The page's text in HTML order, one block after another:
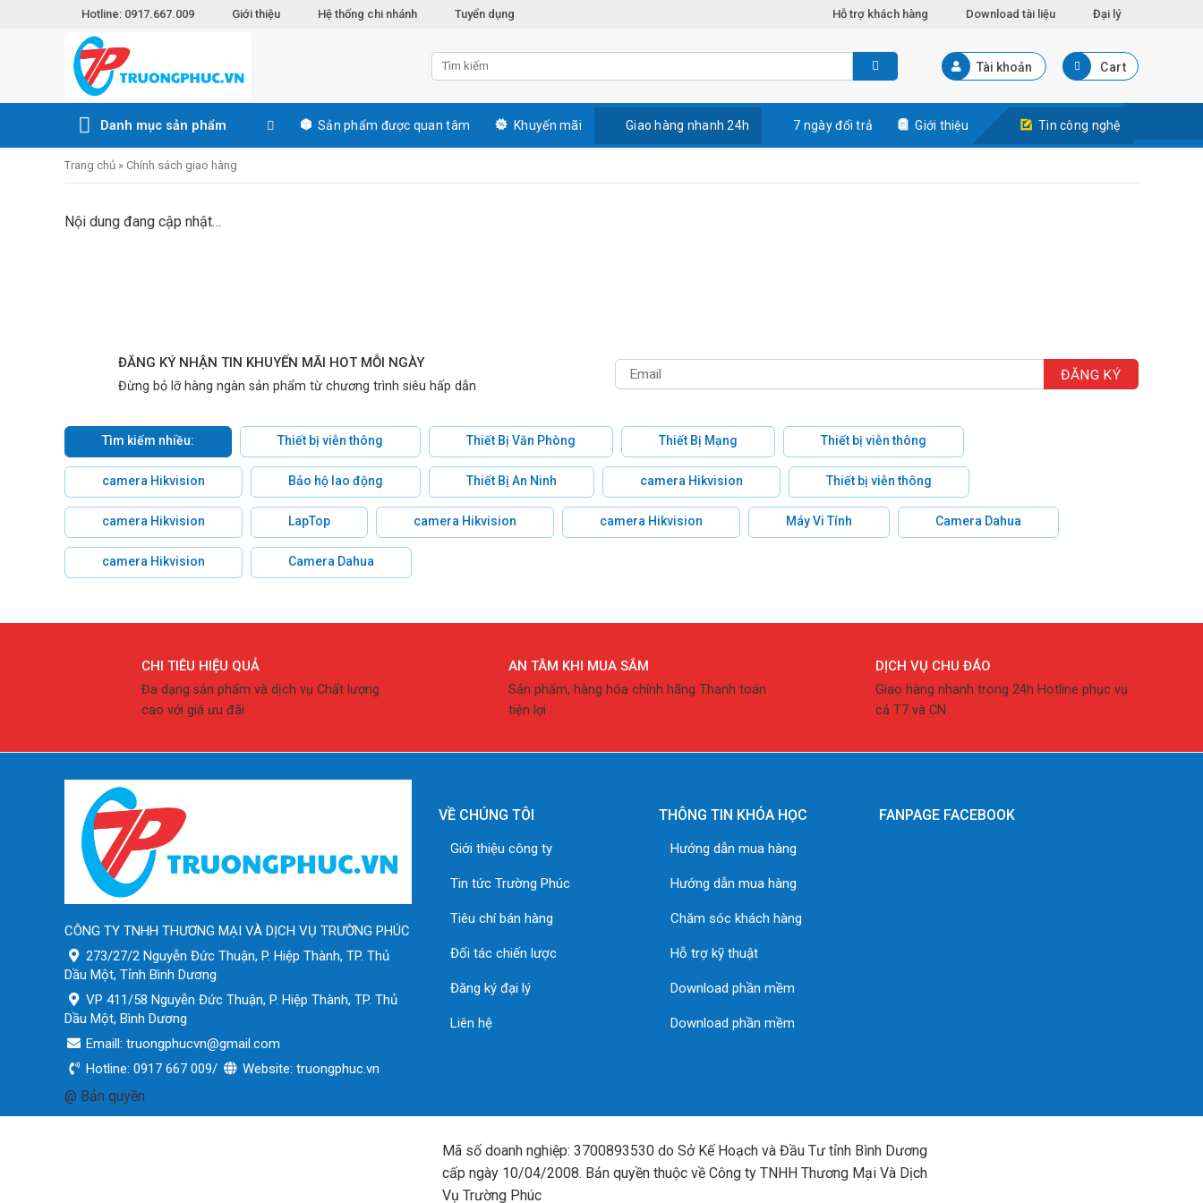
Hotline: 0917.667.009 Giới thiệu Hệ thống chi nhánh Tuyển dụng Hỗ trợ khách hàng Download tài liệu Đại lý
Tài khoản Cart
Danh mục sản phẩm Sản phẩm được quan tâm Khuyến mãi Giao hàng nhanh 24h 7 ngày đổi trả Giới thiệu Tin công nghệ
Trang chủ » Chính sách giao hàng
Nội dung đang cập nhật…
ĐĂNG KÝ NHẬN TIN KHUYẾN MÃI HOT MỖI NGÀY
Đừng bỏ lỡ hàng ngàn sản phẩm từ chương trình siêu hấp dẫn
Tìm kiếm nhiều: Thiết bị viễn thông Thiết Bị Văn Phòng Thiết Bị Mạng Thiết bị viễn thông
camera Hikvision Bảo hộ lao động Thiết Bị An Ninh camera Hikvision Thiết bị viễn thông
camera Hikvision LapTop camera Hikvision camera Hikvision Máy Vi Tính Camera Dahua
camera Hikvision Camera Dahua
CHI TIÊU HIỆU QUẢ
Đa dạng sản phẩm và dịch vụ Chất lượng
cao với giá ưu đãi
AN TÂM KHI MUA SẮM
Sản phẩm, hàng hóa chính hãng Thanh toán
tiện lợi
DỊCH VỤ CHU ĐÁO
Giao hàng nhanh trong 24h Hotline phục vụ
cả T7 và CN
CÔNG TY TNHH THƯƠNG MẠI VÀ DỊCH VỤ TRƯỜNG PHÚC
273/27/2 Nguyễn Đức Thuận, P. Hiệp Thành, TP. Thủ
Dầu Một, Tỉnh Bình Dương
VP 411/58 Nguyễn Đức Thuận, P. Hiệp Thành, TP. Thủ
Dầu Một, Bình Dương
Emaill: truongphucvn@gmail.com
Hotline: 0917 667 009/
Website: truongphuc.vn
VỀ CHÚNG TÔI
Giới thiệu công ty
Tin tức Trường Phúc
Tiêu chí bán hàng
Đối tác chiến lược
Đăng ký đại lý
Liên hệ
THÔNG TIN KHÓA HỌC
Hướng dẫn mua hàng
Hướng dẫn mua hàng
Chăm sóc khách hàng
Hỗ trợ kỹ thuật
Download phần mềm
Download phần mềm
FANPAGE FACEBOOK
@ Bản quyền
Mã số doanh nghiệp: 3700893530 do Sở Kế Hoạch và Đầu Tư tỉnh Bình Dương
cấp ngày 10/04/2008. Bản quyền thuộc về Công ty TNHH Thương Mại Và Dịch
Vụ Trường Phúc